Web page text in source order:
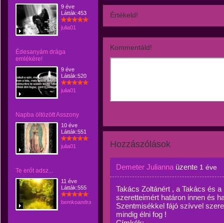
9 éve
Látták:453
julia01
Édesanyám drága
emlékére!
9 éve
Látták:520
julia01
Napba öltözött Asszony
10 éve
Látták:551
julia01
Te erőt adsz...
11 éve
Látták:555
bemkoandrasne
Értékeld!
Kommentáld!
Hozzászólások
Demeter Julianna üzente 1 éve
Takács Zoltánért , a Takács és
szeretteimért határon innen és
Szentmisékkel fájó szívvel
mindig élni fog !